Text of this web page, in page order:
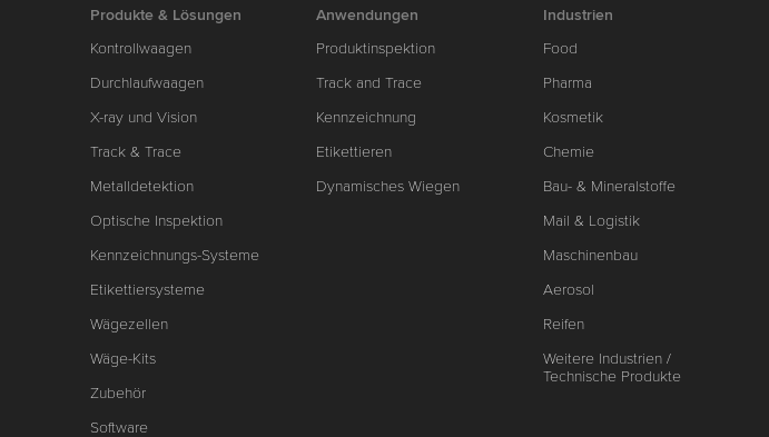
Produkte & Lösungen
Kontrollwaagen
Durchlaufwaagen
X-ray und Vision
Track & Trace
Metalldetektion
Optische Inspektion
Kennzeichnungs-Systeme
Etikettiersysteme
Wägezellen
Wäge-Kits
Zubehör
Software
Anwendungen
Produktinspektion
Track and Trace
Kennzeichnung
Etikettieren
Dynamisches Wiegen
Industrien
Food
Pharma
Kosmetik
Chemie
Bau- & Mineralstoffe
Mail & Logistik
Maschinenbau
Aerosol
Reifen
Weitere Industrien /
Technische Produkte